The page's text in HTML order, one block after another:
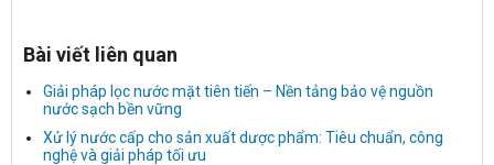
Bài viết liên quan
Giải pháp lọc nước mặt tiên tiến – Nền tảng bảo vệ nguồn
nước sạch bền vững
Xử lý nước cấp cho sản xuất dược phẩm: Tiêu chuẩn, công
nghệ và giải pháp tối ưu